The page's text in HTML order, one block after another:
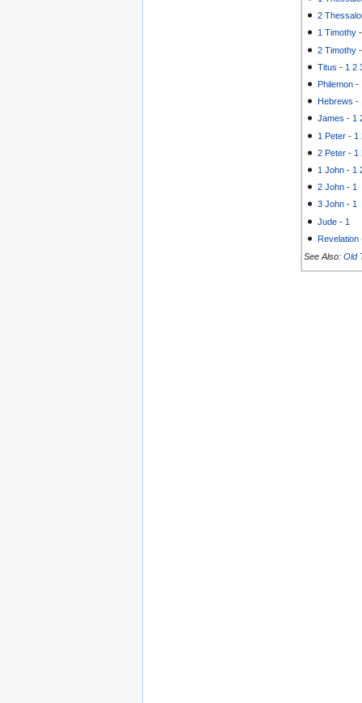
2
1 Timothy
2 Timothy
Titus - 1 2
Philemon -
Hebrews -
James -1
1 Peter - 1
2 Peter - 1
1 John - 1
2 John - 1
3 John -1
Jude - 1
Revelation
See Also: Old